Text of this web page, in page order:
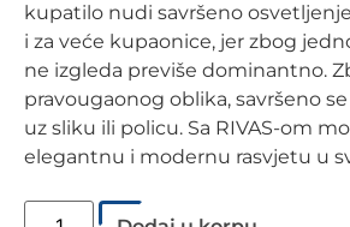
kupatilo nudi savršeno
i za veće kupaonice, jer zbog
ne izgleda previše dominantno.
pravougaonog oblika, savršeno
uz sliku ili policu. Sa RIVAS-om
elegantnu i modernu rasvjetu u